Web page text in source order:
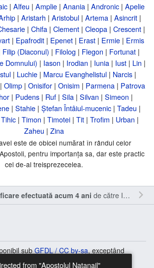
from "Apostolul Natanail"
| Alfeu | Amplie | Anania | Andronic | Apelie
| Aristarh | Aristobul| Artema| Asincrit|
| Chifa| Clement| Cleopa| Crescent|
| Epafrodit| Epenet| Erast| Ermie| Ermis
Filip (Diaconul) | Filolog | Flegon | Fortunat |
Domnului) | Iason | Irodian | Iunia | Iust | Lin |
| Luchie| Marcu Evanghelistul| Narcis|
| Olimp | Onisifor | Onisim | Parmena | Patrova
| Pudens| Ruf| Sila| Silvan | Simeon |
| Stahie| Ștefan Întâiul-mucenic| Tadeu |
Tihic| Timon | Timotei| Tit| Trofim | Urban |
Zaheu | Zina
este de obicei numărat în rândul celor
pentru importanța sa, dar este practic
cel de-al treisprezecelea.
efectuată acum 4 ani de către Inistea .
subGFDL / CC by-sa, exceptând
altfel.